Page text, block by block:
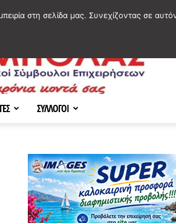
ΣΥΛΛΟΓΟΙ
στη σελίδα μας. Συνεχίζοντας σε